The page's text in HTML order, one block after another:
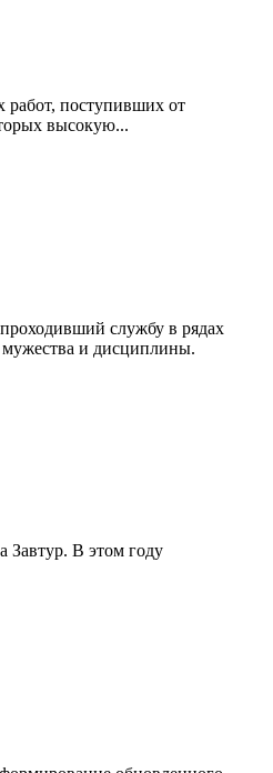
работ, поступивших от
высокую...
службу в рядах
мужества и дисциплины.
Завтур. В этом году